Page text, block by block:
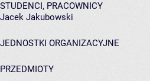
STUDENCI, PRACOWNICY
Jacek Jakubowski
JEDNOSTKI ORGANIZACYJNE
PRZEDMIOTY